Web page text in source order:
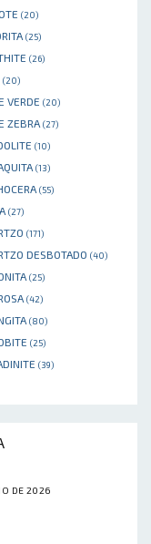
(20)
(25)
(26)
(20)
VERDE (20)
ZEBRA (27)
(10)
(13)
(55)
(27)
(171)
DESBOTADO (40)
(25)
(42)
(80)
(25)
(39)
DE 2026